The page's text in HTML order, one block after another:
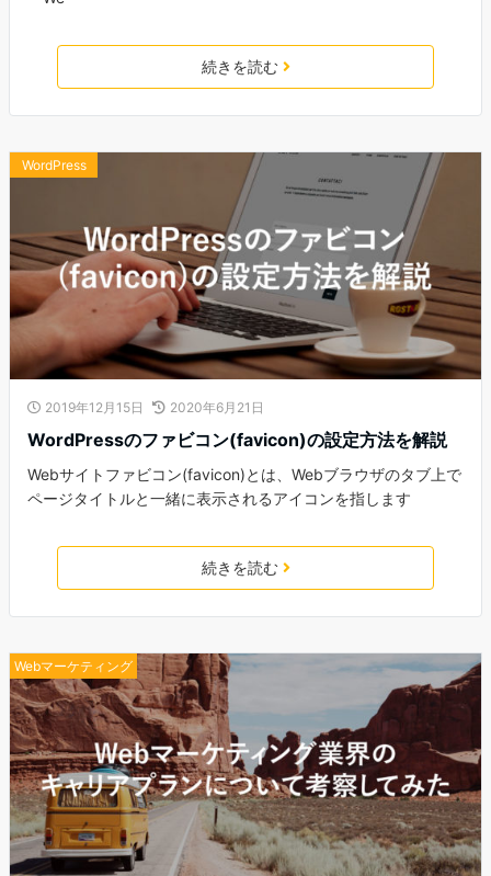
続きを読む
WordPress
2019年12月15日 2020年6月21日
WordPressのファビコン(favicon)の設定方法を解説
Webサイトファビコン(favicon)とは、Webブラウザのタブ上で
ページタイトルと一緒に表示されるアイコンを指します
続きを読む
Webマーケティング